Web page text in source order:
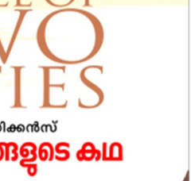
MEMOIRS
MODERN WORLD LITERATURE
NEW BOOK
NOVELS
PHILOSOPHY / SPIRITUALITY